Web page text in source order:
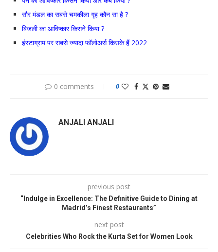
सौर मंडल का सबसे चमकीला गृह कौन सा है ?
बिजली का आविष्कार किसने किया ?
इंस्टाग्राम पर सबसे ज्यादा फॉलोअर्स किसके हैं 2022
0 comments 0
ANJALI ANJALI
previous post
“Indulge in Excellence: The Definitive Guide to Dining at
Madrid’s Finest Restaurants”
next post
Celebrities Who Rock the Kurta Set for Women Look